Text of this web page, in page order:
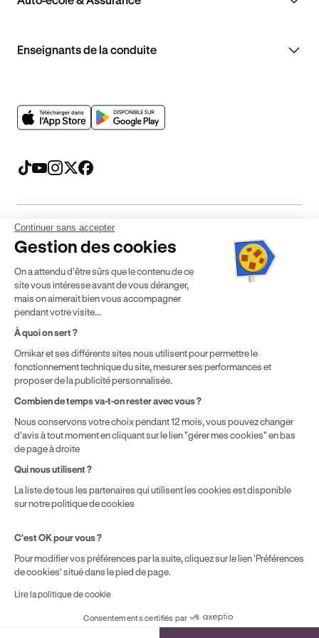
Enseignants de la conduite
Mentions légales CGV CGU Politique de confidentialité
* Détail des conditions de nos offres
localisation géographique et du type de formules que vous
achetez comme détaillé dans nosConditions Générales de
Vente.
Continuer sans accepter
Gestion des cookies
On a attendu d'être sûrs que le contenu de ce
site vous intéresse avant de vous déranger,
mais on aimerait bien vous accompagner
pendant votre visite...
À quoi on sert ?
Ornikar et ses différents sites nous utilisent pour permettre le
fonctionnement technique du site, mesurer ses performances et
proposer de la publicité personnalisée.
Combien de temps va-t-on rester avec vous ?
Nous conservons votre choix pendant 12 mois, vous pouvez changer
d'avis à tout moment en cliquant sur le lien "gérer mes cookies" en bas
de page à droite
Qui nous utilisent ?
La liste de tous les partenaires qui utilisent les cookies est disponible
sur notre politique de cookies
C'est OK pour vous ?
Pour modifier vos préférences par la suite, cliquez sur le lien 'Préférences
de cookies' situé dans le pied de page.
Lire la politique de cookie
Consentements certifiés par
Cookies